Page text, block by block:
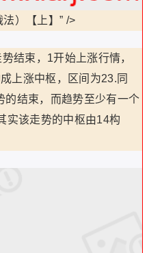
）【上】” />
结束，1开始上涨行情，
上涨中枢，区间为23.同
的结束，而趋势至少有一个
实该走势的中枢由14构